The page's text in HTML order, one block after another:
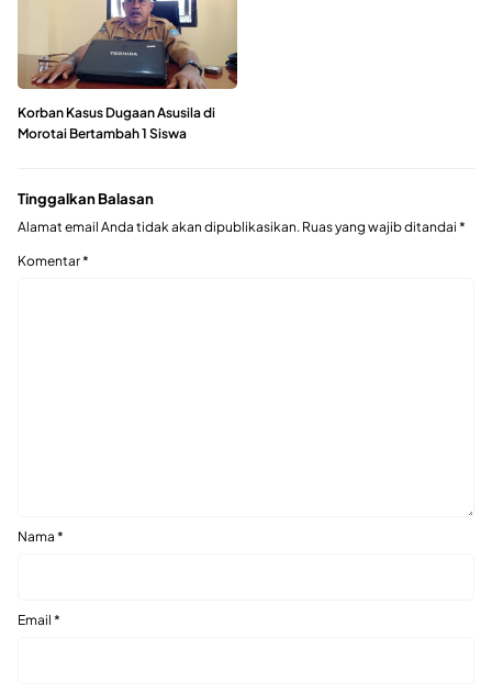
Korban Kasus Dugaan Asusila di
Morotai Bertambah 1 Siswa
Tinggalkan Balasan
Alamat email Anda tidak akan dipublikasikan. Ruas yang wajib ditandai *
Komentar*
Nama *
Email *